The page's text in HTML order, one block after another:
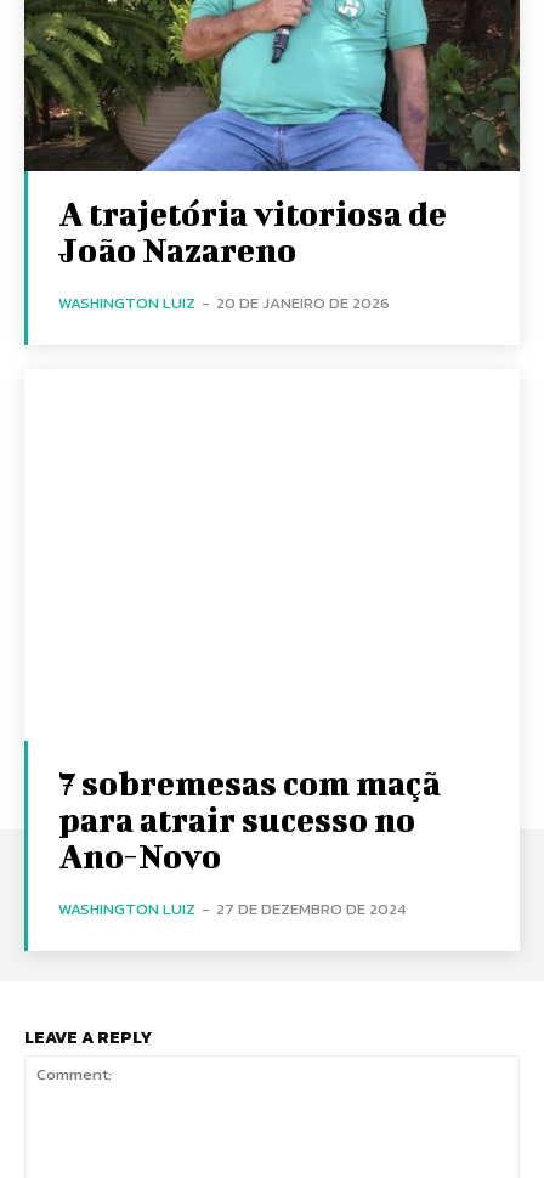
A trajetória vitoriosa de
João Nazareno
WASHINGTON LUIZ - 20 DE JANEIRO DE 2026
7 sobremesas com maçã
para atrair sucesso no
Ano-Novo
WASHINGTON LUIZ - 27 DE DEZEMBRO DE 2024
LEAVE A REPLY